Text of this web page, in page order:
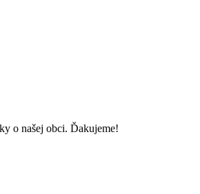
o našej obci. Ďakujeme!